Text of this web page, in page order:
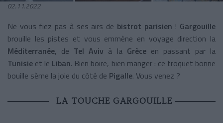
02.11.2022
Ne vous fiez pas à ses airs de bistrot parisien ! Gargouille
brouille les pistes et vous emmène en voyage direction la
Méditerranée, de Tel Aviv à la Grèce en passant par la
Tunisie et le Liban. Bien boire, bien manger : ce troquet bonne
bouille sème la joie du côté de Pigalle. Vous venez ?
LA TOUCHE GARGOUILLE